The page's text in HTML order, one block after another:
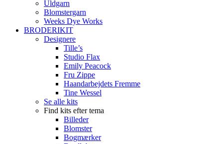
Uldgarn
Blomstergarn
Weeks Dye Works
BRODERIKIT
Designere
Tille’s
Studio Flax
Emily Peacock
Fru Zippe
Haandarbejdets Fremme
Tine Wessel
Se alle kits
Find kits efter tema
Billeder
Blomster
Bogmærker